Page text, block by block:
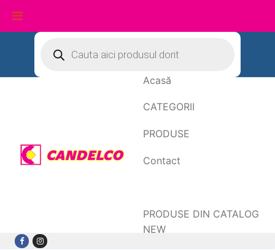
conținut
search
Acasă
CATEGORII
PRODUSE
Contact
PRODUSE DIN CATALOG
NEW